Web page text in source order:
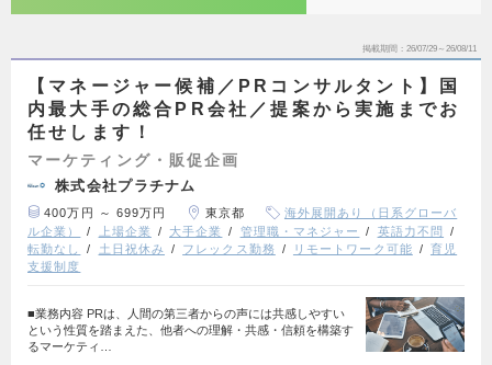
掲載期間 26/07/29～26/08/11
【マネージャー候補／PRコンサルタント】国
内最大手の総合PR会社／提案から実施までお
任せします！
マーケティング・販促企画
株式会社プラチナム
400万円 ～ 699万円 東京都
海外展開あり（日系グローバ
ル企業）
上場企業 大手企業 管理職・マネジャー
英語力不問
転勤なし
土日祝休み フレックス勤務 リモートワーク可能
育児
支援制度
■業務内容 PRは、人間の第三者からの声には共感しやすい
という性質を踏まえた、他者への理解・共感・信頼を構築す
るマーケティ…